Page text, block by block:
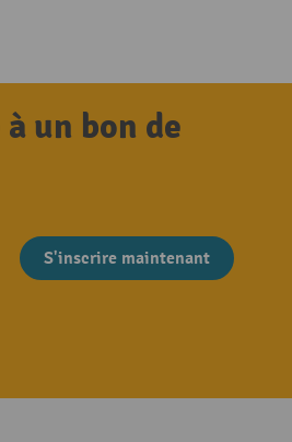
un bon de
S'inscrire maintenant